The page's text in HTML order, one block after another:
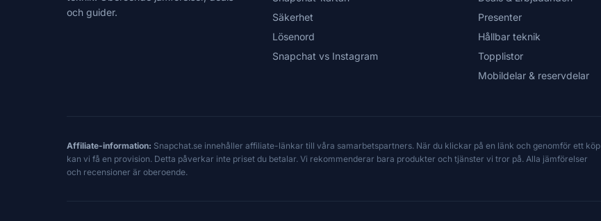
och guider.
Säkerhet
Lösenord
Snapchat vs Instagram
Presenter
Hållbar teknik
Topplistor
Mobildelar & reservdelar
Affiliate-information: Snapchat.se innehåller affiliate-länkar till våra samarbetspartners. När du klickar på en länk och genomför ett köp
kan vi få en provision. Detta påverkar inte priset du betalar. Vi rekommenderar bara produkter och tjänster vi tror på. Alla jämförelser
och recensioner är oberoende.